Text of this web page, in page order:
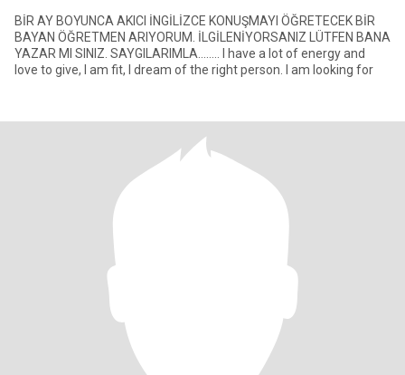
BİR AY BOYUNCA AKICI İNGİLİZCE KONUŞMAYI ÖĞRETECEK BİR
BAYAN ÖĞRETMEN ARIYORUM. İLGİLENİYORSANIZ LÜTFEN BANA
YAZAR MI SINIZ. SAYGILARIMLA........ I have a lot of energy and
love to give, I am fit, I dream of the right person. I am looking for